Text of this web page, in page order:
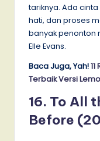
tariknya. Ada
hati, dan proses
banyak penonton
Elle Evans.
Baca Juga, Yah!
Terbaik Versi
16. To All
Before